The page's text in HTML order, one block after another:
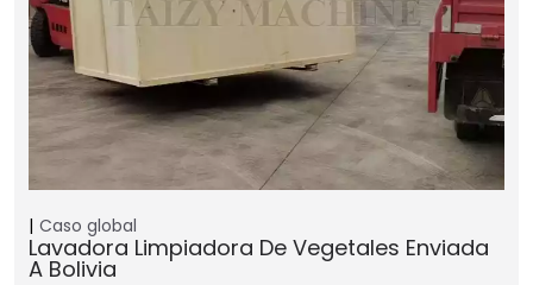
Caso global
Lavadora Limpiadora De Vegetales Enviada
A Bolivia